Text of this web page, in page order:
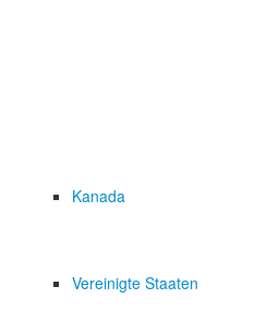
Kanada
Vereinigte Staaten